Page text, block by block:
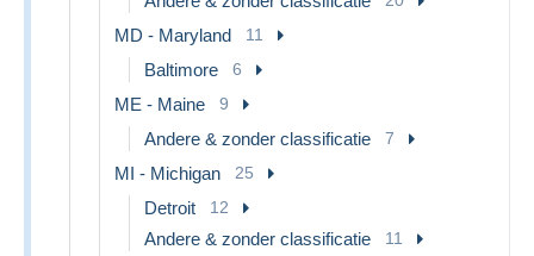
MD - Maryland 11
Baltimore 6
ME - Maine 9
Andere & zonder classificatie 7
MI - Michigan 25
Detroit 12
Andere & zonder classificatie 11